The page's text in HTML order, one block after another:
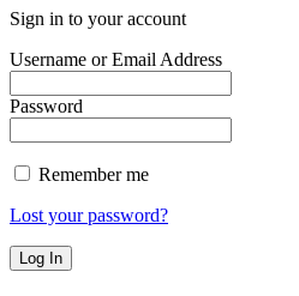
Sign in to your account
Username or Email Address
Password
Remember me
Lost your password?